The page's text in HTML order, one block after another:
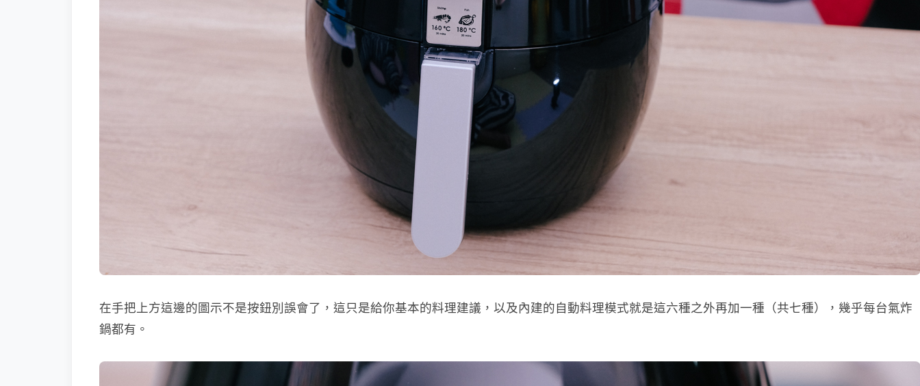
在手把上方這邊的圖示不是按鈕別誤會了，這只是給你基本的料理建議，以及內建的自動料理模式就是這六種之外再加一種（共七種），幾乎每台氣炸
鍋都有。